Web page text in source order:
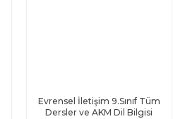
Evrensel İletişim 9.Sınıf Tüm
Dersler ve AKM Dil Bilgisi